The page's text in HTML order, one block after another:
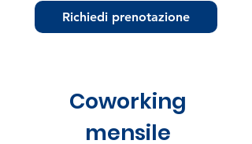
Richiedi prenotazione
Coworking
mensile